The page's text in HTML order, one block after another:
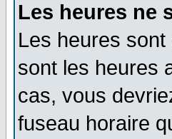
Les heures ne
Les heures
sont les heures
cas, vous
fuseau horaire